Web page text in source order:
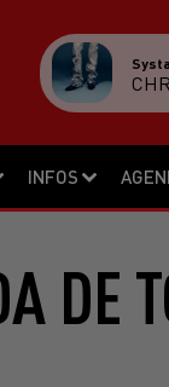
INFOS
DE